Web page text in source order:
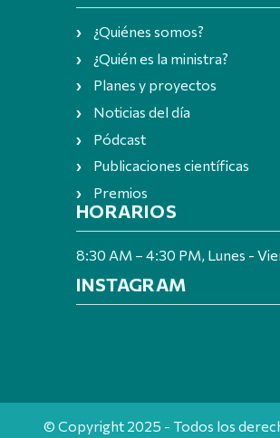
¿Quiénes somos?
¿Quién es la ministra?
Planes y proyectos
Noticias del día
Pódcast
Publicaciones científicas
Premios
HORARIOS
8:30 AM – 4:30 PM, Lunes -
INSTAGRAM
© Copyright 2025 - Todos los